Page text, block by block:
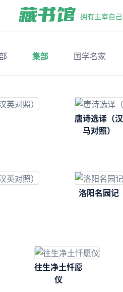
集部 国学名家
唐诗选译（汉
马对照）
洛阳名园记
往生净土忏愿
仪